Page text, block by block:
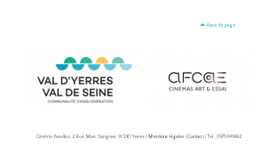
Haut de page
Cinéma Paradiso, 2 Rue Marc Sangnier, 91330 Yerres | Mentions légales Contact | Tel : 0979349662